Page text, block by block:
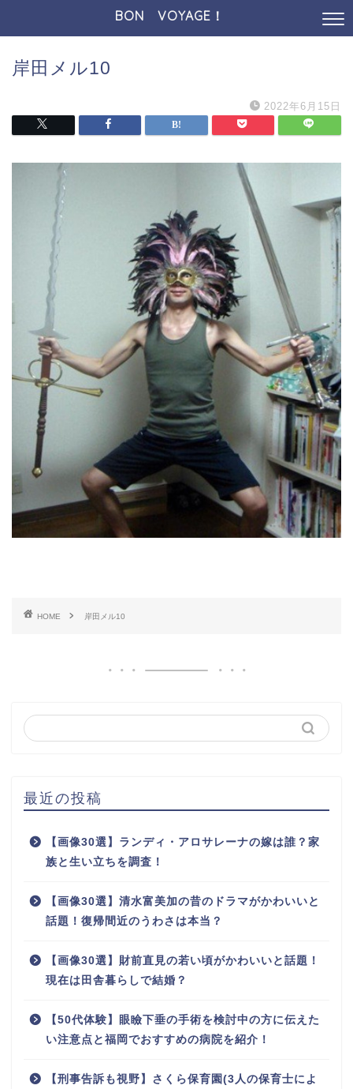
BON VOYAGE！
岸田メル10
2022年6月15日
HOME 岸田メル10
最近の投稿
【画像30選】ランディ・アロサレーナの嫁は誰？家
族と生い立ちを調査！
【画像30選】清水富美加の昔のドラマがかわいいと
話題！復帰間近のうわさは本当？
【画像30選】財前直見の若い頃がかわいいと話題！
現在は田舎暮らしで結婚？
【50代体験】眼瞼下垂の手術を検討中の方に伝えた
い注意点と福岡でおすすめの病院を紹介！
【刑事告訴も視野】さくら保育園(3人の保育士によ